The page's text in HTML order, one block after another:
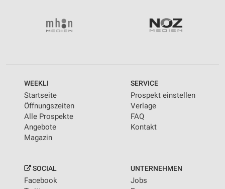
WEEKLI
Startseite
Öffnungszeiten
Alle Prospekte
Angebote
Magazin
SERVICE
Prospekt einstellen
Verlage
FAQ
Kontakt
SOCIAL
Facebook
UNTERNEHMEN
Jobs